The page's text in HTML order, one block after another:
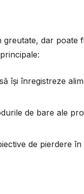
greutate, dar
își înregistreze
de bare ale
de pierdere